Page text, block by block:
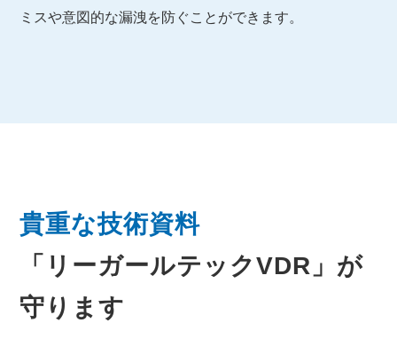
ミスや意図的な漏洩を防ぐことができます。
貴重な技術資料
「リーガールテックVDR」が
守ります